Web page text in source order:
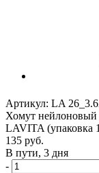
Артикул: LA
Хомут
LAVITA (упаковка
135 руб.
В пути, 3 дня
-